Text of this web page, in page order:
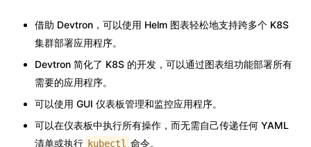
借助 Devtron，可以使用 Helm 图表轻松地支持跨多个 K8S
集群部署应用程序。
Devtron 简化了 K8S 的开发，可以通过图表组功能部署所有
需要的应用程序。
可以使用 GUI 仪表板管理和监控应用程序。
可以在仪表板中执行所有操作，而无需自己传递任何 YAML
清单或执行 kubectl 命令。